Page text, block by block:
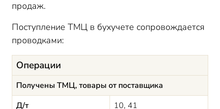
продаж.
Поступление ТМЦ в бухучете сопровождается
проводками:
Операции
Получены ТМЦ, товары от поставщика
Д/т
10, 41